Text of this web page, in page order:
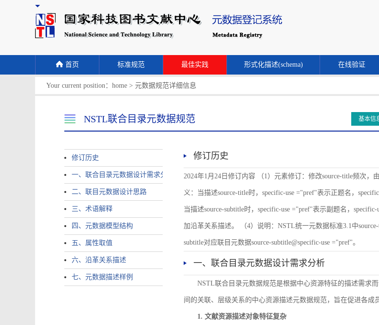
首页 标准规范 最佳实践 形式化描述(schema) 在线验证
Your current position： home > 元数据规范详细信息
NSTL联合目录元数据规范 基本信
修订历史
一、联合目录元数据设计需求分析
二、联目元数据设计思路
三、术语解释
四、元数据模型结构
五、属性取值
六、沿革关系描述
七、元数据描述样例
修订历史
2024年1月24日修订内容 （1）元素修订：修改source-title频次，
义：当描述source-title时，specific-use ="pref"表示正题名，
当描述source-subtitle时，specific-use ="pref"表示副题名，
加沿革关系描述。 （4）说明：NSTL统一元数据标准3.1中
subtitle对应联目元数据source-subtitle@specific-use ="pref"。
一、联合目录元数据设计需求分析
NSTL联合目录元数据规范是根据中心资源特征的描述需求
间的关联、层级关系的中心资源描述元数据规范，旨在促进各成
1. 文献资源描述对象特征复杂